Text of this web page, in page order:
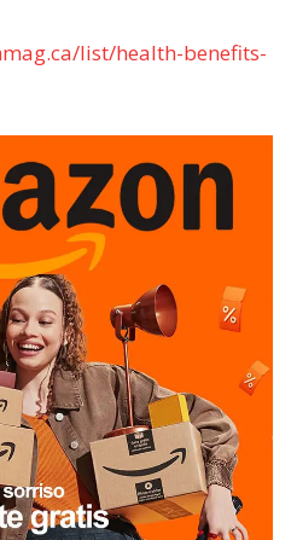
list/health-benefits-